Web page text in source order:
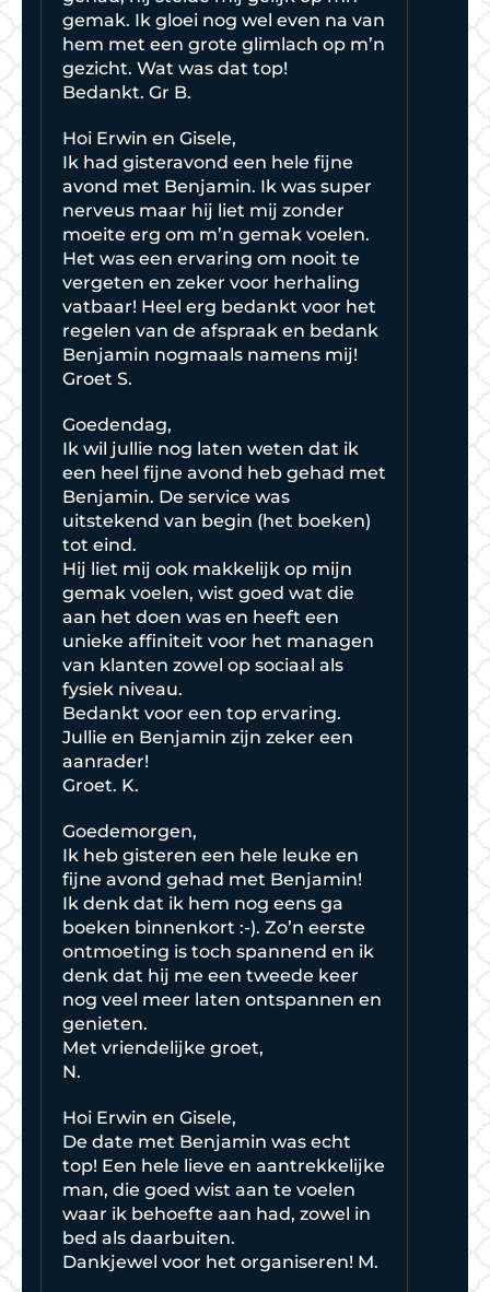
gemak. Ik gloei nog wel even na van
hem met een grote glimlach op m’n
gezicht. Wat was dat top!
Bedankt. Gr B.
Hoi Erwin en Gisele,
Ik had gisteravond een hele fijne
avond met Benjamin. Ik was super
nerveus maar hij liet mij zonder
moeite erg om m’n gemak voelen.
Het was een ervaring om nooit te
vergeten en zeker voor herhaling
vatbaar! Heel erg bedankt voor het
regelen van de afspraak en bedank
Benjamin nogmaals namens mij!
Groet S.
Goedendag,
Ik wil jullie nog laten weten dat ik
een heel fijne avond heb gehad met
Benjamin. De service was
uitstekend van begin (het boeken)
tot eind.
Hij liet mij ook makkelijk op mijn
gemak voelen, wist goed wat die
aan het doen was en heeft een
unieke affiniteit voor het managen
van klanten zowel op sociaal als
fysiek niveau.
Bedankt voor een top ervaring.
Jullie en Benjamin zijn zeker een
aanrader!
Groet. K.
Goedemorgen,
Ik heb gisteren een hele leuke en
fijne avond gehad met Benjamin!
Ik denk dat ik hem nog eens ga
boeken binnenkort :-). Zo’n eerste
ontmoeting is toch spannend en ik
denk dat hij me een tweede keer
nog veel meer laten ontspannen en
genieten.
Met vriendelijke groet,
N.
Hoi Erwin en Gisele,
De date met Benjamin was echt
top! Een hele lieve en aantrekkelijke
man, die goed wist aan te voelen
waar ik behoefte aan had, zowel in
bed als daarbuiten.
Dankjewel voor het organiseren! M.